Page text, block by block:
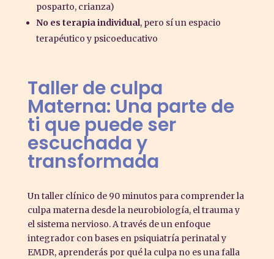
posparto, crianza)
No es terapia individual, pero sí un espacio
terapéutico y psicoeducativo
Taller de culpa
Materna: Una parte de
ti que puede ser
escuchada y
transformada
Un taller clínico de 90 minutos para comprender la
culpa materna desde la neurobiología, el trauma y
el sistema nervioso. A través de un enfoque
integrador con bases en psiquiatría perinatal y
EMDR, aprenderás por qué la culpa no es una falla